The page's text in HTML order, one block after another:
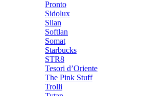
Pronto
Sidolux
Silan
Softlan
Somat
Starbucks
STR8
Tesori d’Oriente
The Pink Stuff
Trolli